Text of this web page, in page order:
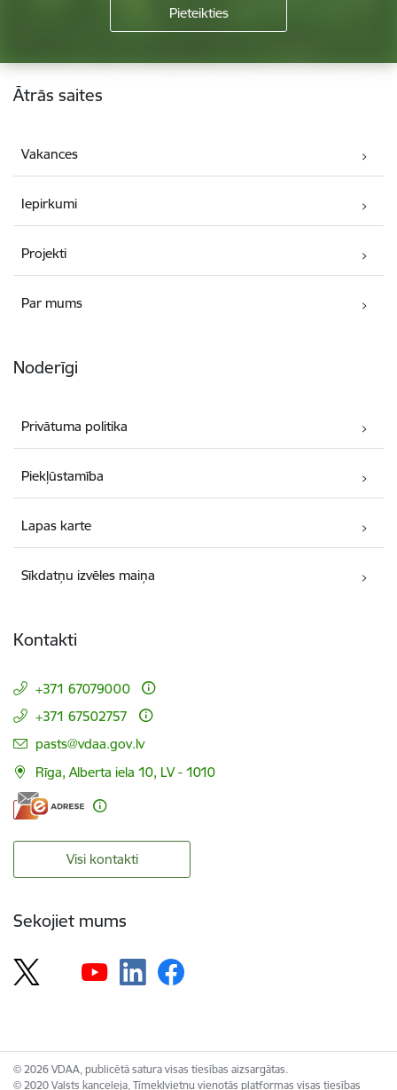
Kājene
Ātrās saites
Vakances
Iepirkumi
Projekti
Par mums
Noderīgi
Privātuma politika
Piekļūstamība
Lapas karte
Sīkdatņu izvēles maiņa
Kontakti
+371 67079000
+371 67502757
E-pasts:
pasts@vdaa.gov.lv
Rīga, Alberta iela 10, LV - 1010
Visi kontakti
Sekojiet mums
© 2026 VDAA, publicētā satura visas tiesības aizsargātas.
© 2020 Valsts kanceleja, Tīmekļvietņu vienotās platformas visas tiesības